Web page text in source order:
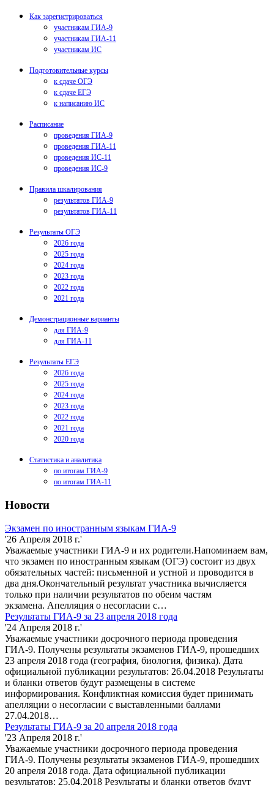
Как зарегистрироваться
участникам ГИА-9
участникам ГИА-11
участникам ИС
Подготовительные курсы
к сдаче ОГЭ
к сдаче ЕГЭ
к написанию ИС
Расписание
проведения ГИА-9
проведения ГИА-11
проведения ИС-11
проведения ИС-9
Правила шкалирования
результатов ГИА-9
результатов ГИА-11
Результаты ОГЭ
2026 года
2025 года
2024 года
2023 года
2022 года
2021 года
Демонстрационные варианты
для ГИА-9
для ГИА-11
Результаты ЕГЭ
2026 года
2025 года
2024 года
2023 года
2022 года
2021 года
2020 года
Статистика и аналитика
по итогам ГИА-9
по итогам ГИА-11
Новости
Экзамен по иностранным языкам ГИА-9
'26 Апреля 2018 г.'
Уважаемые участники ГИА-9 и их родители.Напоминаем вам,
что экзамен по иностранным языкам (ОГЭ) состоит из двух
обязательных частей: письменной и устной и проводится в
два дня.Окончательный результат участника вычисляется
только при наличии результатов по обеим частям
экзамена. Апелляция о несогласии с…
Результаты ГИА-9 за 23 апреля 2018 года
'24 Апреля 2018 г.'
Уважаемые участники досрочного периода проведения
ГИА-9. Получены результаты экзаменов ГИА-9, прошедших
23 апреля 2018 года (география, биология, физика). Дата
официальной публикации результатов: 26.04.2018 Результаты
и бланки ответов будут размещены в системе
информирования. Конфликтная комиссия будет принимать
апелляции о несогласии с выставленными баллами
27.04.2018…
Результаты ГИА-9 за 20 апреля 2018 года
'23 Апреля 2018 г.'
Уважаемые участники досрочного периода проведения
ГИА-9. Получены результаты экзаменов ГИА-9, прошедших
20 апреля 2018 года. Дата официальной публикации
результатов: 25.04.2018 Результаты и бланки ответов будут